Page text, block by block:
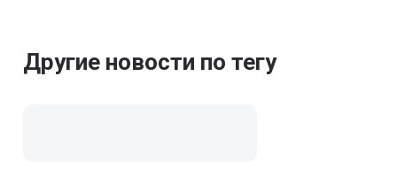
Другие новости по тегу